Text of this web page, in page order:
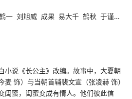
一 刘旭威 成果 易大千 鹤秋 于谨维
说《长公主》改编。故事中，大夏朝
麦 饰）与当朝首辅裴文宣（张凌赫 饰）
闺蜜，闺蜜变成有情人。他们彼此信